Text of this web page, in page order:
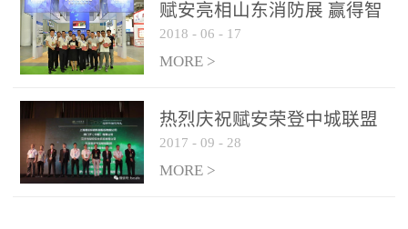
更早的进行预警，达到早
报早防的效果。 系统构
成示意图： 图像型火灾
和监控端两大部分组成。
两者之间通过以太网相
联，一台监控主机最多可
赋安亮相山东消防展 赢得智
慧消防新荣耀
2018 - 06 - 17
MORE >
热烈庆祝赋安荣登中城联盟
联合采购战略合作平台
2017 - 09 - 28
MORE >